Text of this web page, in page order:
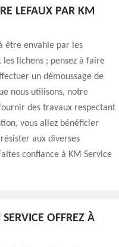
LEFAUX PAR KM
être envahie par les
lichens ; pensez à faire
un démoussage de
nous utilisons, notre
des travaux respectant
vous allez bénéficier
aux diverses
confiance à KM Service
OFFREZ À